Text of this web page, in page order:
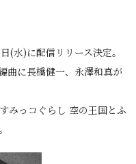
(水)に配信リリース決定。
曲に長橋健一、永澤和真が
みっコぐらし 空の王国とふ